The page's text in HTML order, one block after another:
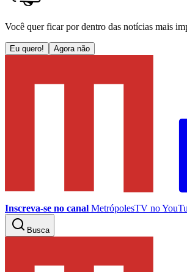
Você quer ficar por dentro das notícias mais
Eu quero! Agora não
Inscreva-se no canal MetrópolesTV no
Busca